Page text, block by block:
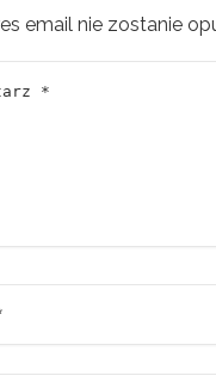
email nie zostanie